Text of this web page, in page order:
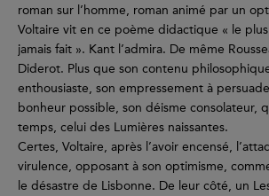
roman sur l’homme, roman animé par un
Voltaire vit en ce poème didactique « le
jamais fait ». Kant l’admira. De même
Diderot. Plus que son contenu
enthousiaste, son empressement à
bonheur possible, son déisme consolateur,
temps, celui des Lumières naissantes.
Certes, Voltaire, après l’avoir encensé,
virulence, opposant à son optimisme,
le désastre de Lisbonne. De leur côté, un